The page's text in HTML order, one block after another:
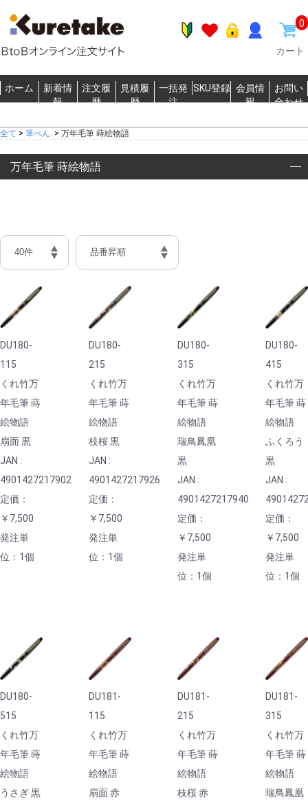
0
カート
ホーム
新着情
報
注文履
歴
見積履
歴
一括発
注
SKU登録 会員情
報
お問い
合わせ
全て > 筆ぺん > 万年毛筆 蒔絵物語
万年毛筆 蒔絵物語
DU180-
115
くれ竹万
年毛筆 蒔
絵物語
扇面 黒
JAN :
4901427217902
定価：
￥7,500
発注単
位：1個
DU180-
215
くれ竹万
年毛筆 蒔
絵物語
枝桜 黒
JAN :
4901427217926
定価：
￥7,500
発注単
位：1個
DU180-
315
くれ竹万
年毛筆 蒔
絵物語
瑞鳥鳳凰
黒
JAN :
4901427217940
定価：
￥7,500
発注単
位：1個
DU180-
415
くれ竹万
年毛筆 蒔
絵物語
ふくろう
黒
JAN :
定価：
￥7,500
発注単
位：1個
DU180-
515
くれ竹万
年毛筆 蒔
絵物語
うさぎ 黒
DU181-
115
くれ竹万
年毛筆 蒔
絵物語
扇面 赤
DU181-
215
くれ竹万
年毛筆 蒔
絵物語
枝桜 赤
DU181-
315
くれ竹万
年毛筆 蒔
絵物語
瑞鳥鳳凰